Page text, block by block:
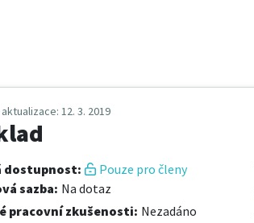
: 12. 3. 2019
dostupnost:
Pouze pro členy
sazba: Na dotaz
pracovní zkušenosti: Nezadáno